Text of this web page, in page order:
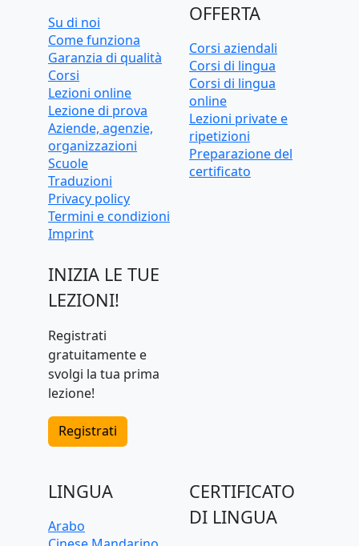
Su di noi
Come funziona
Garanzia di qualità
Corsi
Lezioni online
Lezione di prova
Aziende, agenzie,
organizzazioni
Scuole
Traduzioni
Privacy policy
Termini e condizioni
Imprint
INIZIA LE TUE
LEZIONI!
Registrati
gratuitamente e
svolgi la tua prima
lezione!
Registrati
OFFERTA
Corsi aziendali
Corsi di lingua
Corsi di lingua
online
Lezioni private e
ripetizioni
Preparazione del
certificato
LINGUA
Arabo
CERTIFICATO
DI LINGUA